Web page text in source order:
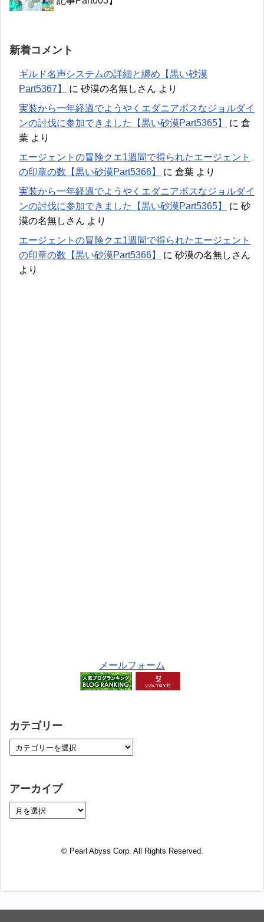
新着コメント
ギルド名声システムの詳細と纏め【黒い砂漠
Part5367】
に 砂漠の名無しさん より
実装から一年経過でようやくエダニアボスなジョルダイ
ンの討伐に参加できました【黒い砂漠Part5365】
に 倉
葉 より
エージェントの冒険クエ1週間で得られたエージェント
の印章の数【黒い砂漠Part5366】
に 倉葉 より
実装から一年経過でようやくエダニアボスなジョルダイ
ンの討伐に参加できました【黒い砂漠Part5365】
に 砂
漠の名無しさん より
エージェントの冒険クエ1週間で得られたエージェント
の印章の数【黒い砂漠Part5366】
に 砂漠の名無しさん
より
メールフォーム
カテゴリー
アーカイブ
© Pearl Abyss Corp. All Rights Reserved.